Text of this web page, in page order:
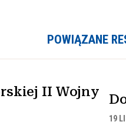
POWIĄZANE
II Wojny
19